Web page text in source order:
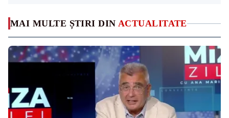
MAI MULTE ȘTIRI DIN ACTUALITATE